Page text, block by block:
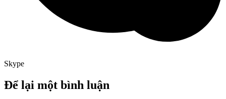
Skype
Để lại một bình luận